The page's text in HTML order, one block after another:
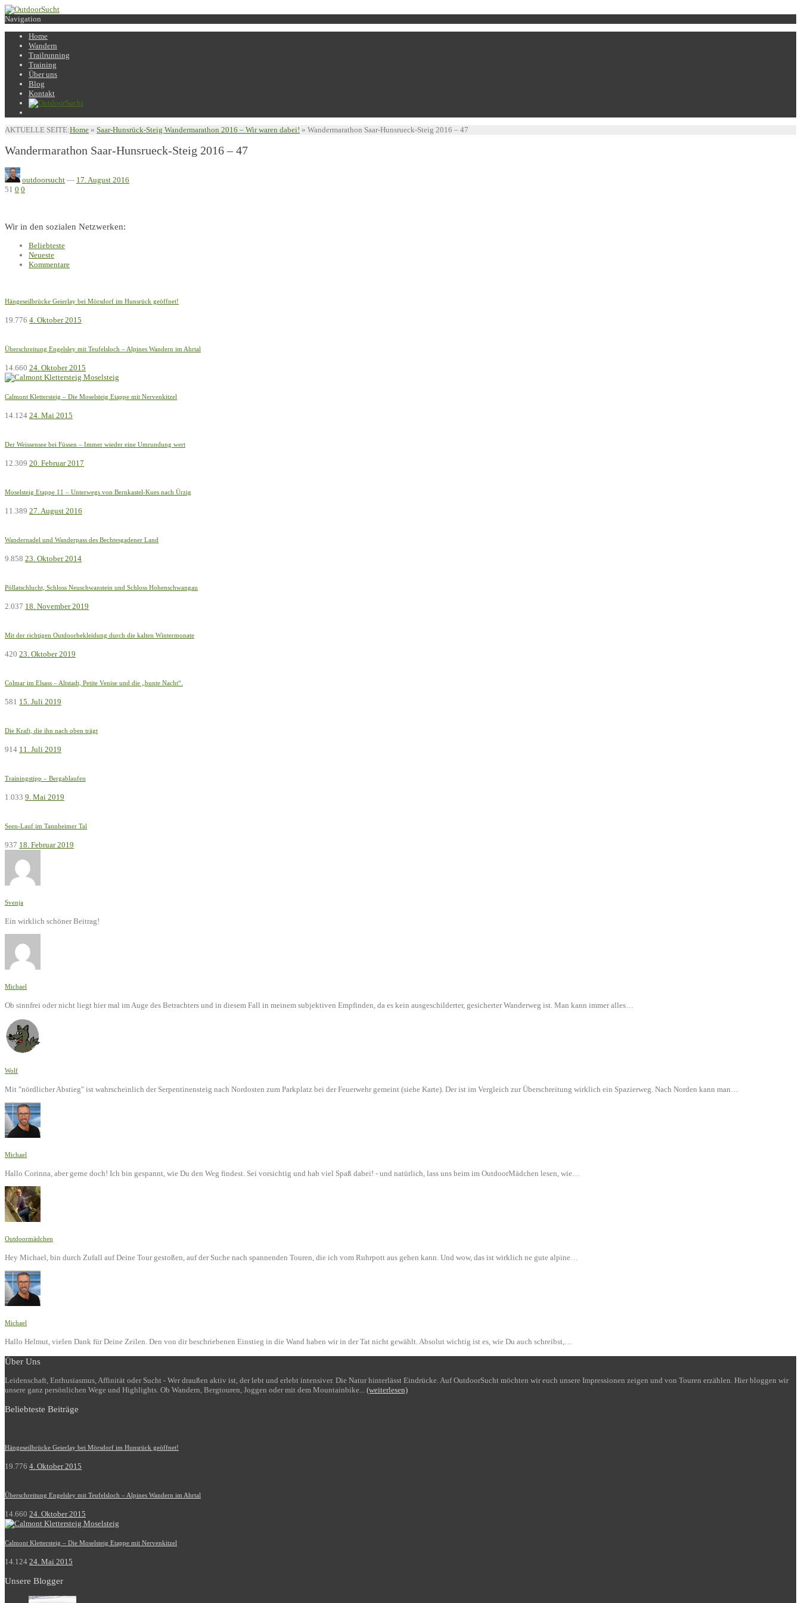
Navigation
Home
Wandern
Trailrunning
Training
Über uns
Blog
Kontakt
AKTUELLE SEITE:Home » Saar-Hunsrück-Steig Wandermarathon 2016 – Wir waren dabei! » Wandermarathon Saar-Hunsrueck-Steig 2016 – 47
Wandermarathon Saar-Hunsrueck-Steig 2016 – 47
outdoorsucht — 17. August 2016
51 0 0
Wir in den sozialen Netzwerken:
Beliebteste
Neueste
Kommentare
Hängeseilbrücke Geierlay bei Mörsdorf im Hunsrück geöffnet!
19.776 4. Oktober 2015
Überschreitung Engelsley mit Teufelsloch – Alpines Wandern im Ahrtal
14.660 24. Oktober 2015
Calmont Klettersteig – Die Moselsteig Etappe mit Nervenkitzel
14.124 24. Mai 2015
Der Weissensee bei Füssen – Immer wieder eine Umrundung wert
12.309 20. Februar 2017
Moselsteig Etappe 11 – Unterwegs von Bernkastel-Kues nach Ürzig
11.389 27. August 2016
Wandernadel und Wanderpass des Bechtesgadener Land
9.858 23. Oktober 2014
Pöllatschlucht, Schloss Neuschwanstein und Schloss Hohenschwangau
2.037 18. November 2019
Mit der richtigen Outdoorbekleidung durch die kalten Wintermonate
420 23. Oktober 2019
Colmar im Elsass – Altstadt, Petite Venise und die „bunte Nacht“.
581 15. Juli 2019
Die Kraft, die ihn nach oben trägt
914 11. Juli 2019
Trainingstipp – Bergablaufen
1.033 9. Mai 2019
Seen-Lauf im Tannheimer Tal
937 18. Februar 2019
Svenja
Ein wirklich schöner Beitrag!
Michael
Ob sinnfrei oder nicht liegt hier mal im Auge des Betrachters und in diesem Fall in meinem subjektiven Empfinden, da es kein ausgeschilderter, gesicherter Wanderweg ist. Man kann immer alles…
Wolf
Mit "nördlicher Abstieg" ist wahrscheinlich der Serpentinensteig nach Nordosten zum Parkplatz bei der Feuerwehr gemeint (siehe Karte). Der ist im Vergleich zur Überschreitung wirklich ein Spazierweg. Nach Norden kann man…
Michael
Hallo Corinna, aber gerne doch! Ich bin gespannt, wie Du den Weg findest. Sei vorsichtig und hab viel Spaß dabei! - und natürlich, lass uns beim im OutdoorMädchen lesen, wie…
Outdoormädchen
Hey Michael, bin durch Zufall auf Deine Tour gestoßen, auf der Suche nach spannenden Touren, die ich vom Ruhrpott aus gehen kann. Und wow, das ist wirklich ne gute alpine…
Michael
Hallo Helmut, vielen Dank für Deine Zeilen. Den von dir beschriebenen Einstieg in die Wand haben wir in der Tat nicht gewählt. Absolut wichtig ist es, wie Du auch schreibst,…
Über Uns
Leidenschaft, Enthusiasmus, Affinität oder Sucht - Wer draußen aktiv ist, der lebt und erlebt intensiver. Die Natur hinterlässt Eindrücke. Auf OutdoorSucht möchten wir euch unsere Impressionen zeigen und von Touren erzählen. Hier bloggen wir
unsere ganz persönlichen Wege und Highlights. Ob Wandern, Bergtouren, Joggen oder mit dem Mountainbike... (weiterlesen)
Beliebteste Beiträge
Hängeseilbrücke Geierlay bei Mörsdorf im Hunsrück geöffnet!
19.776 4. Oktober 2015
Überschreitung Engelsley mit Teufelsloch – Alpines Wandern im Ahrtal
14.660 24. Oktober 2015
Calmont Klettersteig – Die Moselsteig Etappe mit Nervenkitzel
14.124 24. Mai 2015
Unsere Blogger